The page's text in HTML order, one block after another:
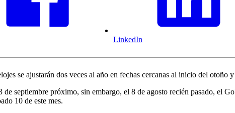
LinkedIn
se ajustarán dos veces al año en fechas cercanas al inicio del otoño
septiembre próximo, sin embargo, el 8 de agosto recién pasado, el
10 de este mes.